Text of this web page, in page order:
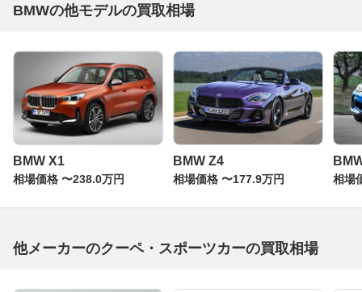
BMWの他モデルの買取相場
BMW X1
相場価格 〜238.0万円
BMW Z4
相場価格 〜177.9万円 相場
他メーカーのクーペ・スポーツカーの買取相場